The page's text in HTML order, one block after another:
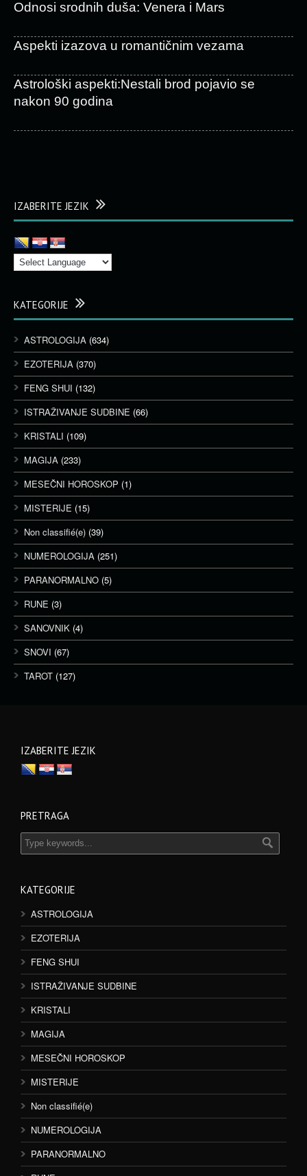
Odnosi srodnih duša: Venera i Mars
Aspekti izazova u romantičnim vezama
Astrološki aspekti:Nestali brod pojavio se
nakon 90 godina
IZABERITE JEZIK
KATEGORIJE
ASTROLOGIJA (634)
EZOTERIJA (370)
FENG SHUI (132)
ISTRAŽIVANJE SUDBINE (66)
KRISTALI (109)
MAGIJA (233)
MESEČNI HOROSKOP (1)
MISTERIJE (15)
Non classifié(e) (39)
NUMEROLOGIJA (251)
PARANORMALNO (5)
RUNE (3)
SANOVNIK (4)
SNOVI (67)
TAROT (127)
IZABERITE JEZIK
PRETRAGA
KATEGORIJE
ASTROLOGIJA
EZOTERIJA
FENG SHUI
ISTRAŽIVANJE SUDBINE
KRISTALI
MAGIJA
MESEČNI HOROSKOP
MISTERIJE
Non classifié(e)
NUMEROLOGIJA
PARANORMALNO